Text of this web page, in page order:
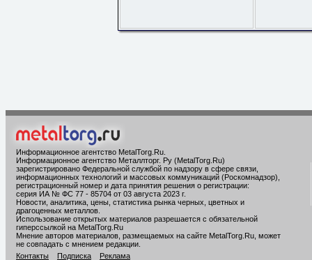
Информационное агентство MetalTorg.Ru
Информационное агентство Металлторг. Ру (MetalTorg.Ru)
зарегистрировано Федеральной службой по надзору в сфере связи,
информационных технологий и массовых коммуникаций (Роскомнадзор),
регистрационный номер и дата принятия решения о регистрации:
серия ИА № ФС 77 - 85704 от 03 августа 2023 г.
Новости, аналитика, цены, статистика рынка черных, цветных и
драгоценных металлов.
Использование открытых материалов разрешается с обязательной
гиперссылкой на MetalTorg.Ru
Мнение авторов материалов, размещаемых на сайте MetalTorg.Ru, может
не совпадать с мнением редакции.
Контакты
Подписка Реклама